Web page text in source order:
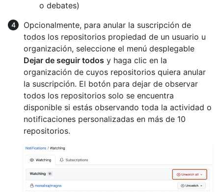
o debates)
Opcionalmente, para anular la suscripción de
todos los repositorios propiedad de un usuario u
organización, seleccione el menú desplegable
Dejar de seguir todos y haga clic en la
organización de cuyos repositorios quiera anular
la suscripción. El botón para dejar de observar
todos los repositorios solo se encuentra
disponible si estás observando toda la actividad o
notificaciones personalizadas en más de 10
repositorios.